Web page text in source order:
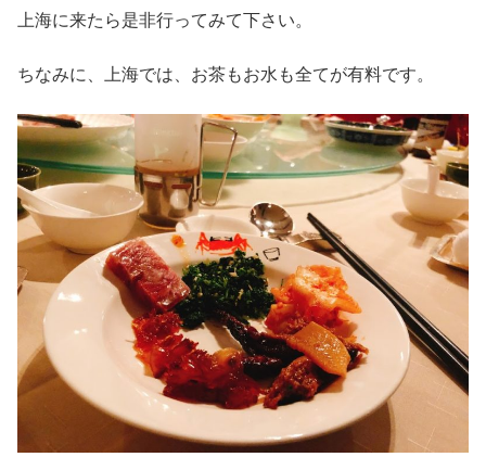
上海に来たら是非行ってみて下さい。
ちなみに、上海では、お茶もお水も全てが有料です。